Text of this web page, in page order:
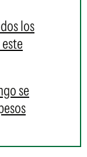
los
se